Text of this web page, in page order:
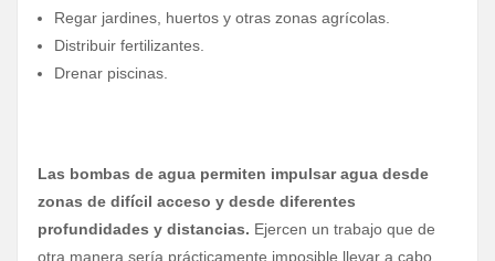
Regar jardines, huertos y otras zonas agrícolas.
Distribuir fertilizantes.
Drenar piscinas.
Las bombas de agua permiten impulsar agua desde
zonas de difícil acceso y desde diferentes
profundidades y distancias. Ejercen un trabajo que de
otra manera sería prácticamente imposible llevar a cabo